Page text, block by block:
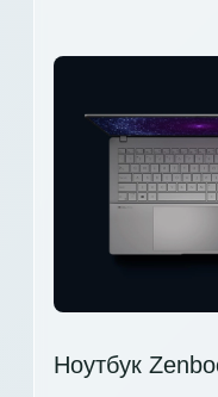
Ноутбук